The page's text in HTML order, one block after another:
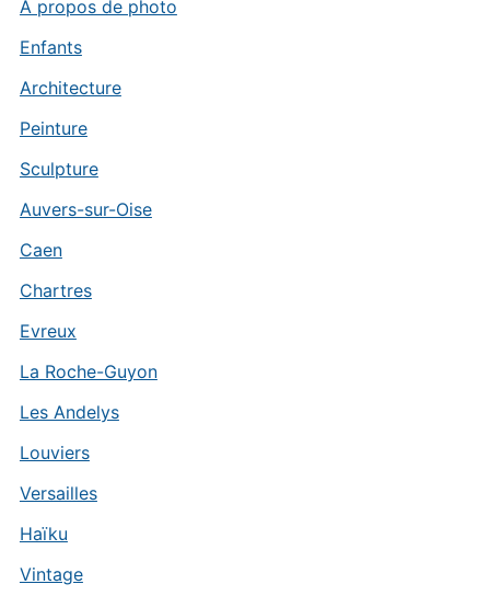
A propos de photo
Enfants
Architecture
Peinture
Sculpture
Auvers-sur-Oise
Caen
Chartres
Evreux
La Roche-Guyon
Les Andelys
Louviers
Versailles
Haïku
Vintage